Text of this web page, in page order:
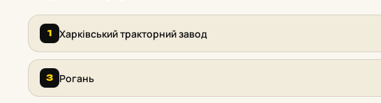
1 Харківський тракторний завод
3 Рогань